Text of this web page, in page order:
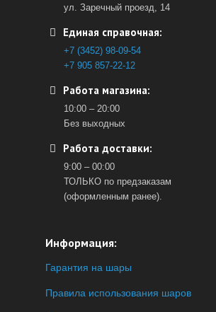
ул. Заречный проезд, 14
Единая справочная:
+7 (3452) 98-09-54
+7 905 857-22-12
Работа магазина:
10:00 – 20:00
Без выходных
Работа доставки:
9:00 – 00:00
ТОЛЬКО по предзаказам
(оформленным ранее).
Информация:
Гарантия на шары
Правила использования шаров